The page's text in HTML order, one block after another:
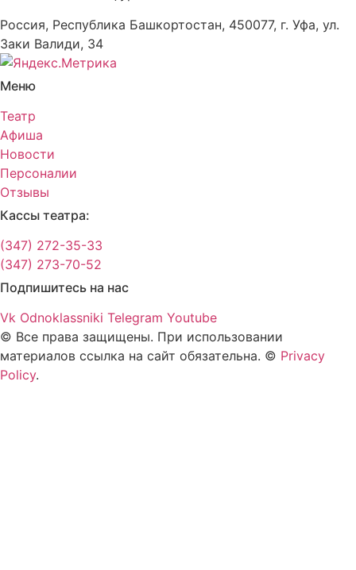
Россия, Республика Башкортостан, 450077, г. Уфа, ул.
Заки Валиди, 34
Меню
Театр
Афиша
Новости
Персоналии
Отзывы
Кассы театра:
(347) 272-35-33
(347) 273-70-52
Подпишитесь на нас
Vk Odnoklassniki Telegram Youtube
© Все права защищены. При использовании
материалов ссылка на сайт обязательна. © Privacy
Policy.